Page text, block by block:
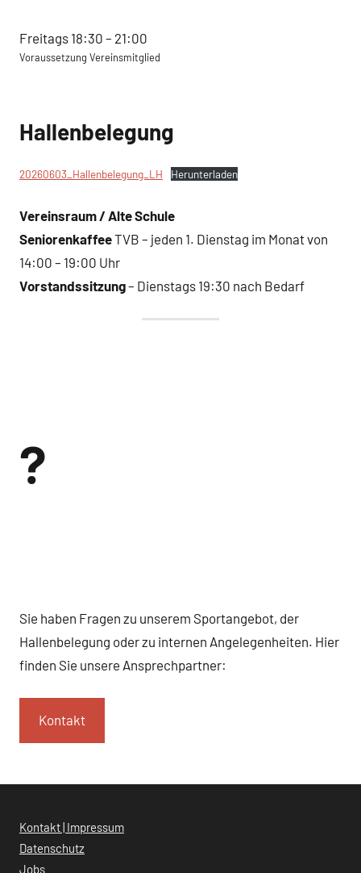
Freitags 18:30 – 21:00
Voraussetzung Vereinsmitglied
Hallenbelegung
20260603_Hallenbelegung_LH Herunterladen
Vereinsraum / Alte Schule
SeniorenkaffeeTVB – jeden 1. Dienstag im Monat von
14:00 – 19:00 Uhr
Vorstandssitzung– Dienstags 19:30 nach Bedarf
?
Sie haben Fragen zu unserem Sportangebot, der
Hallenbelegung oder zu internen Angelegenheiten. Hier
finden Sie unsere Ansprechpartner:
Kontakt
Kontakt | Impressum
Datenschutz
Jobs